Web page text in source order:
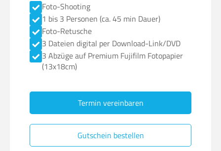
Foto-Shooting
1 bis 3 Personen (ca. 45 min Dauer)
Foto-Retusche
3 Dateien digital per Download-Link/DVD
3 Abzüge auf Premium Fujifilm Fotopapier
(13x18cm)
Termin vereinbaren
Gutschein bestellen